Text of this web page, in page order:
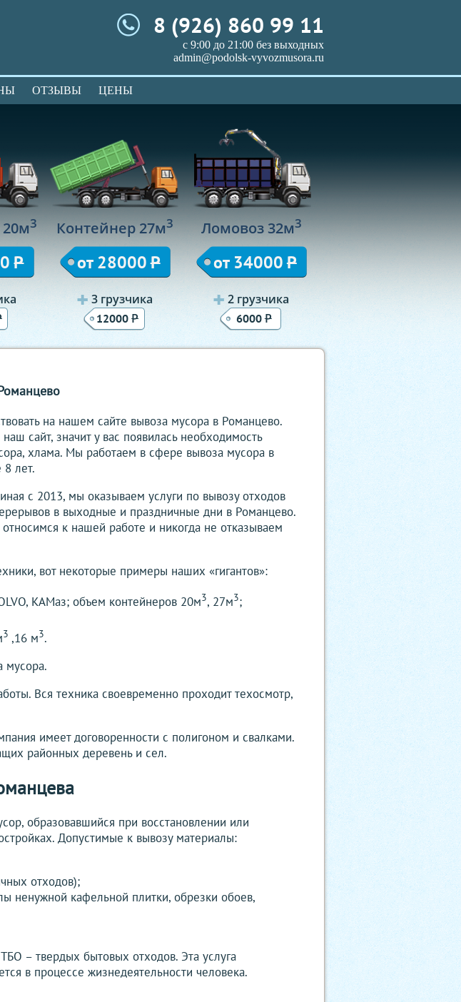
8 (926) 860 99 11
с 9:00 до 21:00 без выходных
admin@podolsk-vyvozmusora.ru
ОТЗЫВЫ ЦЕНЫ
3
Р
Контейнер 27м3
от 28000Р
3 грузчика
12000Р
Ломовоз 32м3
от 34000Р
2 грузчика
6000Р
на нашем сайте вывоза мусора в Романцево.
сайт, значит у вас появилась необходимость
хлама. Мы работаем в сфере вывоза мусора в
лет.
с 2013, мы оказываем услуги по вывозу отходов
в выходные и праздничные дни в Романцево.
к нашей работе и никогда не отказываем
вот некоторые примеры наших «гигантов»:
КАМаз; объем контейнеров 20м3, 27м3;
3 ,16 м3.
мусора.
Вся техника своевременно проходит техосмотр,
имеет договоренности с полигоном и свалками.
районных деревень и сел.
образовавшийся при восстановлении или
Допустимые к вывозу материалы:
отходов);
ненужной кафельной плитки, обрезки обоев,
– твердых бытовых отходов. Эта услуга
в процессе жизнедеятельности человека.